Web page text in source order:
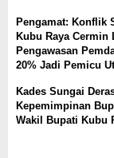
Pengamat: Konflik
Kubu Raya Cermin
Pengawasan
20% Jadi Pemicu
Kades Sungai
Kepemimpinan
Wakil Bupati Kubu